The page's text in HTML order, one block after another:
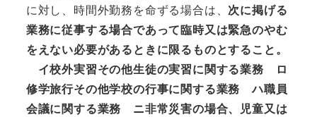
に対し、時間外勤務を命ずる場合は、 次に掲げる
業務に従事する場合であって臨時又は緊急のやむ
をえない必要があるときに限るものとすること。
イ校外実習その他生徒の実習に関する業務 ロ
修学旅行その他学校の行事に関する業務 ハ職員
会議に関する業務 ニ非常災害の場合、児童又は